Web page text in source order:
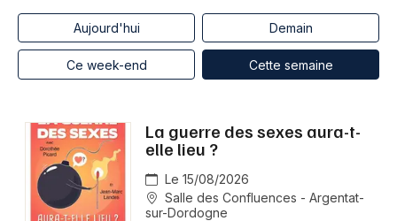
Grands événements
Activité & Expérience
Foires & salons
Spectacles
Lille
Lyon
Marseille
Mulhouse
Montpellier
Nantes
Aujourd'hui Demain
Ce week-end Cette semaine
La guerre des sexes aura-t-
elle lieu ?
Le 15/08/2026
Salle des Confluences - Argentat-
sur-Dordogne
Aujourd'hui
Demain Ce week-end Autre